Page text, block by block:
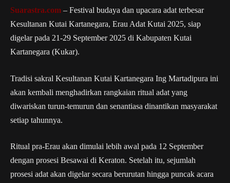
Suarastra.com – Festival budaya dan upacara adat terbesar
Kesultanan Kutai Kartanegara, Erau Adat Kutai 2025, siap
digelar pada 21-29 September 2025 di Kabupaten Kutai
Kartanegara (Kukar).
Tradisi sakral Kesultanan Kutai Kartanegara Ing Martadipura ini
akan kembali menghadirkan rangkaian ritual adat yang
diwariskan turun-temurun dan senantiasa dinantikan masyarakat
setiap tahunnya.
Ritual pra-Erau akan dimulai lebih awal pada 12 September
dengan prosesi Besawai di Keraton. Setelah itu, sejumlah
prosesi adat akan digelar secara berurutan hingga puncak acara